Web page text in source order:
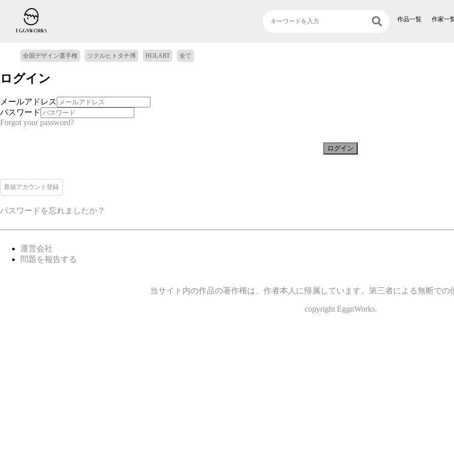
作品一覧 作家一
全国デザイン選手権 ツクルヒトタチ博 HOLART 全て
ログイン
メールアドレス
パスワード
Forgot your password?
ログイン
新規アカウント登録
パスワードを忘れましたか？
運営会社
問題を報告する
当サイト内の作品の著作権は、作者本人に帰属しています。第三者による無断での
copyright EggnWorks.